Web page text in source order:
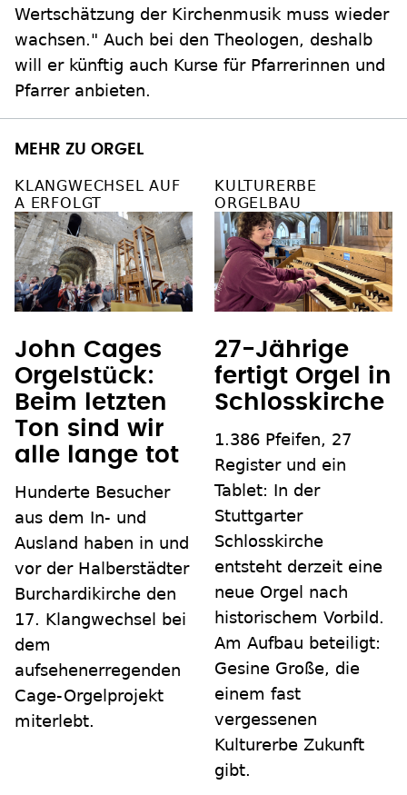
Wertschätzung der Kirchenmusik muss wieder
wachsen." Auch bei den Theologen, deshalb
will er künftig auch Kurse für Pfarrerinnen und
Pfarrer anbieten.
MEHR ZU ORGEL
KLANGWECHSEL AUF
A ERFOLGT
John Cages
Orgelstück:
Beim letzten
Ton sind wir
alle lange tot
Hunderte Besucher
aus dem In- und
Ausland haben in und
vor der Halberstädter
Burchardikirche den
17. Klangwechsel bei
dem
aufsehenerregenden
Cage-Orgelprojekt
miterlebt.
KULTURERBE
ORGELBAU
27-Jährige
fertigt Orgel in
Schlosskirche
1.386 Pfeifen, 27
Register und ein
Tablet: In der
Stuttgarter
Schlosskirche
entsteht derzeit eine
neue Orgel nach
historischem Vorbild.
Am Aufbau beteiligt:
Gesine Große, die
einem fast
vergessenen
Kulturerbe Zukunft
gibt.